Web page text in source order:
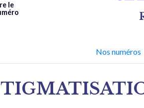
le
Nos numéros